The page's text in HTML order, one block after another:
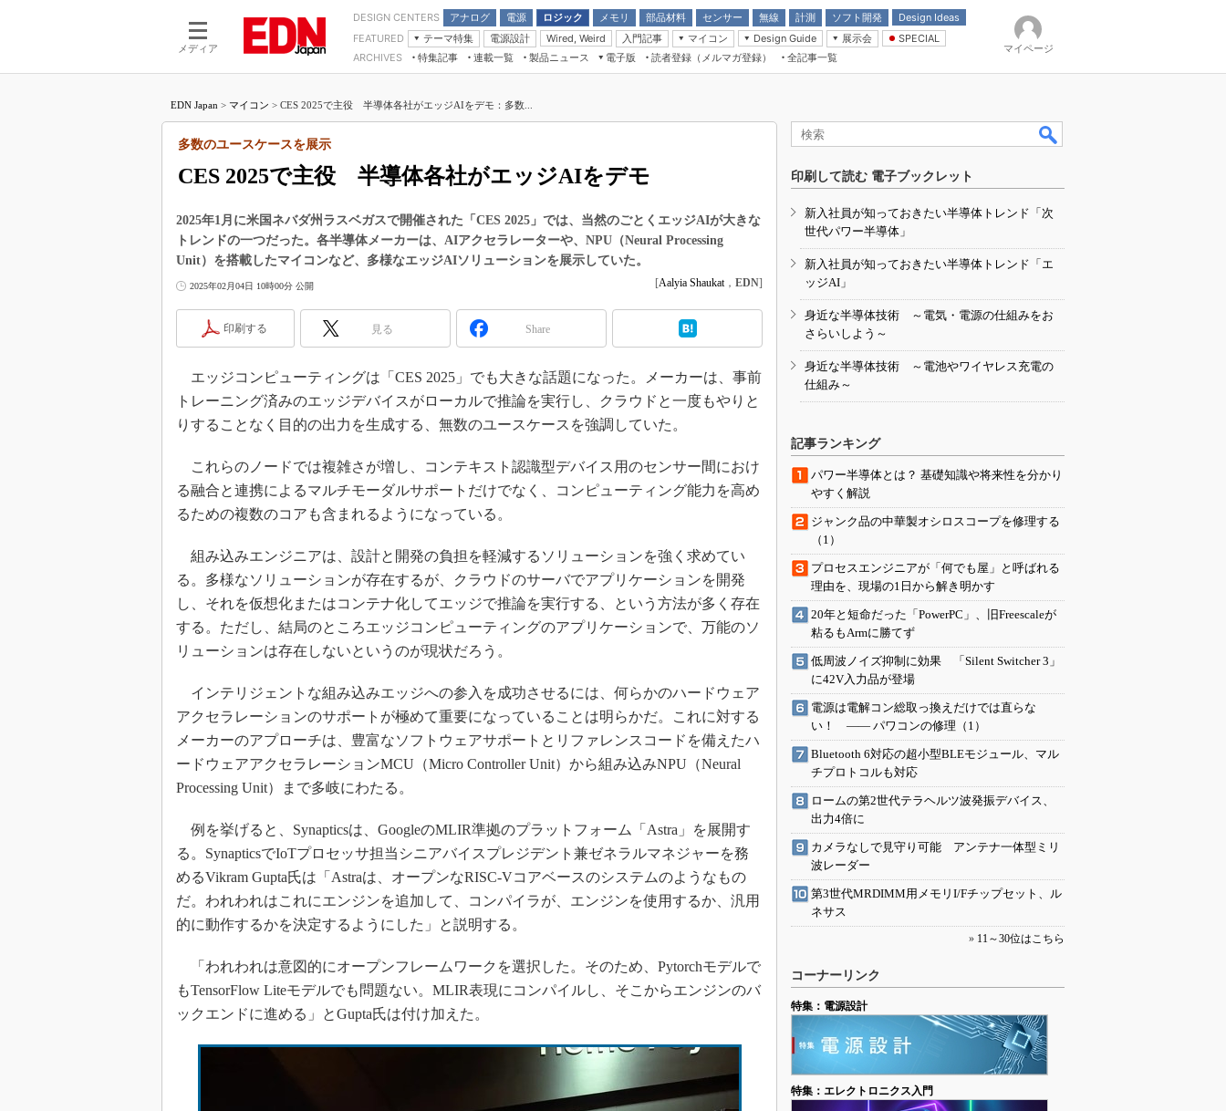
メディア
DESIGN CENTERS アナログ
電源
モーター
ロジック
LSI
メモリ
部品材料
受動部品
センサー 無線 計測 ソフト開発
Design Ideas
アナログ機能回路
計測とテスト
FEATURED
テーマ特集
つながるクルマ
エレクトロニクス入門
医療エレ（EE Times Japan）
製品解剖（EE Times Japan）
電源設計 Wired, Weird
入門記事
モーター入門
マイコン
マイコン講座
Design Guide
計測機器
展示会
CEATEC
組込み/エッジコンピューティング展
SPECIAL
Microchip情報
ARCHIVES 特集記事
連載一覧
マイクロプロセッサ懐古録
中堅技術者に贈る電子部品“徹底”活
用講座
たった2つの式で始めるDC/DCコン
バーターの設計
DC-DCコンバーター活用講座
Wired, Weird
高速シリアル伝送技術講座
アナログ設計のきほん／ADCとノイ
ズ編
めざせ高効率！ モーター駆動入門講
Bluetooth mesh入門
「SPICEの仕組みとその活用設計」
最新記事一覧
USB Type-Cの登場で評価試験はど
う変わる？
IoT時代の無線規格を知る【Thread
編】
IoT時代の無線規格を知る【Z-Wave
製品ニュース
電子版
電子ブックレット
読者登録（メルマガ登録） 全記事一覧
マイページ
EDN Japan > マイコン > CES 2025で主役 半導体各社がエッジAIをデモ：多数...
CES 2025で主役 半導体各社がエッジAIをデモ
多数のユースケースを展示
2025年1月に米国ネバダ州ラスベガスで開催された「CES 2025」では、当然のごとくエッジAIが大きな
トレンドの一つだった。各半導体メーカーは、AIアクセラレーターや、NPU（Neural Processing
Unit）を搭載したマイコンなど、多様なエッジAIソリューションを展示していた。
2025年02月04日 10時00分 公開 [Aalyia Shaukat， EDN]
印刷する 見る Share
エッジコンピューティングは「CES 2025」でも大きな話題になった。メーカーは、事前
トレーニング済みのエッジデバイスがローカルで推論を実行し、クラウドと一度もやりと
りすることなく目的の出力を生成する、無数のユースケースを強調していた。
これらのノードでは複雑さが増し、コンテキスト認識型デバイス用のセンサー間におけ
る融合と連携によるマルチモーダルサポートだけでなく、コンピューティング能力を高め
るための複数のコアも含まれるようになっている。
組み込みエンジニアは、設計と開発の負担を軽減するソリューションを強く求めてい
る。多様なソリューションが存在するが、クラウドのサーバでアプリケーションを開発
し、それを仮想化またはコンテナ化してエッジで推論を実行する、という方法が多く存在
する。ただし、結局のところエッジコンピューティングのアプリケーションで、万能のソ
リューションは存在しないというのが現状だろう。
インテリジェントな組み込みエッジへの参入を成功させるには、何らかのハードウェア
アクセラレーションのサポートが極めて重要になっていることは明らかだ。これに対する
メーカーのアプローチは、豊富なソフトウェアサポートとリファレンスコードを備えたハ
ードウェアアクセラレーションMCU（Micro Controller Unit）から組み込みNPU（Neural
Processing Unit）まで多岐にわたる。
例を挙げると、Synapticsは、GoogleのMLIR準拠のプラットフォーム「Astra」を展開す
る。SynapticsでIoTプロセッサ担当シニアバイスプレジデント兼ゼネラルマネジャーを務
めるVikram Gupta氏は「Astraは、オープンなRISC-Vコアベースのシステムのようなもの
だ。われわれはこれにエンジンを追加して、コンパイラが、エンジンを使用するか、汎用
的に動作するかを決定するようにした」と説明する。
「われわれは意図的にオープンフレームワークを選択した。そのため、Pytorchモデルで
もTensorFlow Liteモデルでも問題ない。MLIR表現にコンパイルし、そこからエンジンのバ
ックエンドに進める」とGupta氏は付け加えた。
印刷して読む 電子ブックレット
新入社員が知っておきたい半導体トレンド「次
世代パワー半導体」
新入社員が知っておきたい半導体トレンド「エ
ッジAI」
身近な半導体技術 ～電気・電源の仕組みをお
さらいしよう～
身近な半導体技術 ～電池やワイヤレス充電の
仕組み～
記事ランキング
パワー半導体とは？ 基礎知識や将来性を分かり
やすく解説
ジャンク品の中華製オシロスコープを修理する
（1）
プロセスエンジニアが「何でも屋」と呼ばれる
理由を、現場の1日から解き明かす
20年と短命だった「PowerPC」、旧Freescaleが
粘るもArmに勝てず
低周波ノイズ抑制に効果 「Silent Switcher 3」
に42V入力品が登場
電源は電解コン総取っ換えだけでは直らな
い！ ―― パワコンの修理（1）
Bluetooth 6対応の超小型BLEモジュール、マル
チプロトコルも対応
ロームの第2世代テラヘルツ波発振デバイス、
出力4倍に
カメラなしで見守り可能 アンテナ一体型ミリ
波レーダー
第3世代MRDIMM用メモリI/Fチップセット、ル
ネサス
» 11～30位はこちら
コーナーリンク
特集：電源設計
特集：エレクトロニクス入門